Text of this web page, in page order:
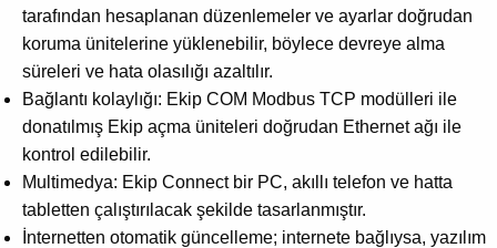
tarafından hesaplanan düzenlemeler ve ayarlar doğrudan
koruma ünitelerine yüklenebilir, böylece devreye alma
süreleri ve hata olasılığı azaltılır.
Bağlantı kolaylığı: Ekip COM Modbus TCP modülleri ile
donatılmış Ekip açma üniteleri doğrudan Ethernet ağı ile
kontrol edilebilir.
Multimedya: Ekip Connect bir PC, akıllı telefon ve hatta
tabletten çalıştırılacak şekilde tasarlanmıştır.
İnternetten otomatik güncelleme; internete bağlıysa, yazılım